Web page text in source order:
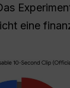
eine